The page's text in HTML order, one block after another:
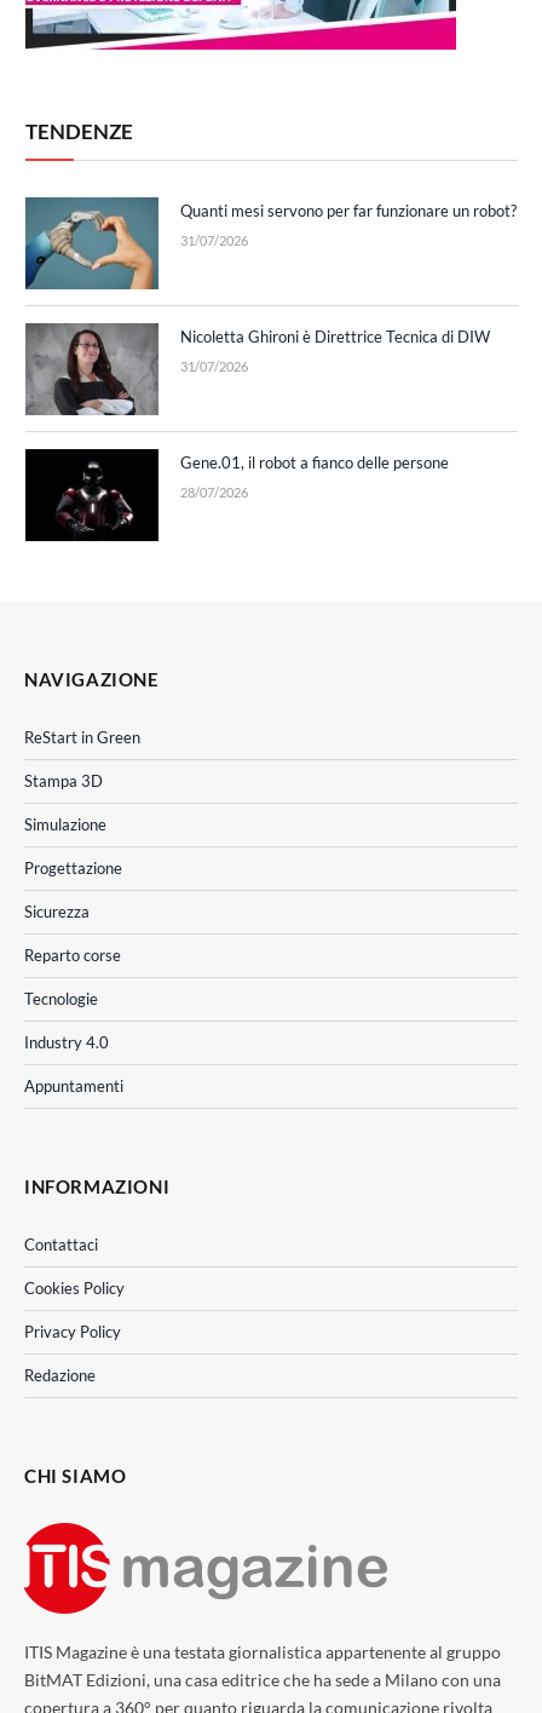
TENDENZE
Quanti mesi servono per far funzionare un robot?
31/07/2026
Nicoletta Ghironi è Direttrice Tecnica di DIW
31/07/2026
Gene.01, il robot a fianco delle persone
28/07/2026
NAVIGAZIONE
ReStart in Green
Stampa 3D
Simulazione
Progettazione
Sicurezza
Reparto corse
Tecnologie
Industry 4.0
Appuntamenti
INFORMAZIONI
Contattaci
Cookies Policy
Privacy Policy
Redazione
CHI SIAMO
ITIS Magazine è una testata giornalistica appartenente al gruppo
BitMAT Edizioni, una casa editrice che ha sede a Milano con una
copertura a 360° per quanto riguarda la comunicazione rivolta